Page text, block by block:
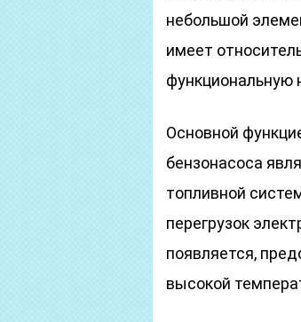
небольшой
имеет
функциональную
Основной
бензонасоса
топливной
перегрузок
появляется,
высокой